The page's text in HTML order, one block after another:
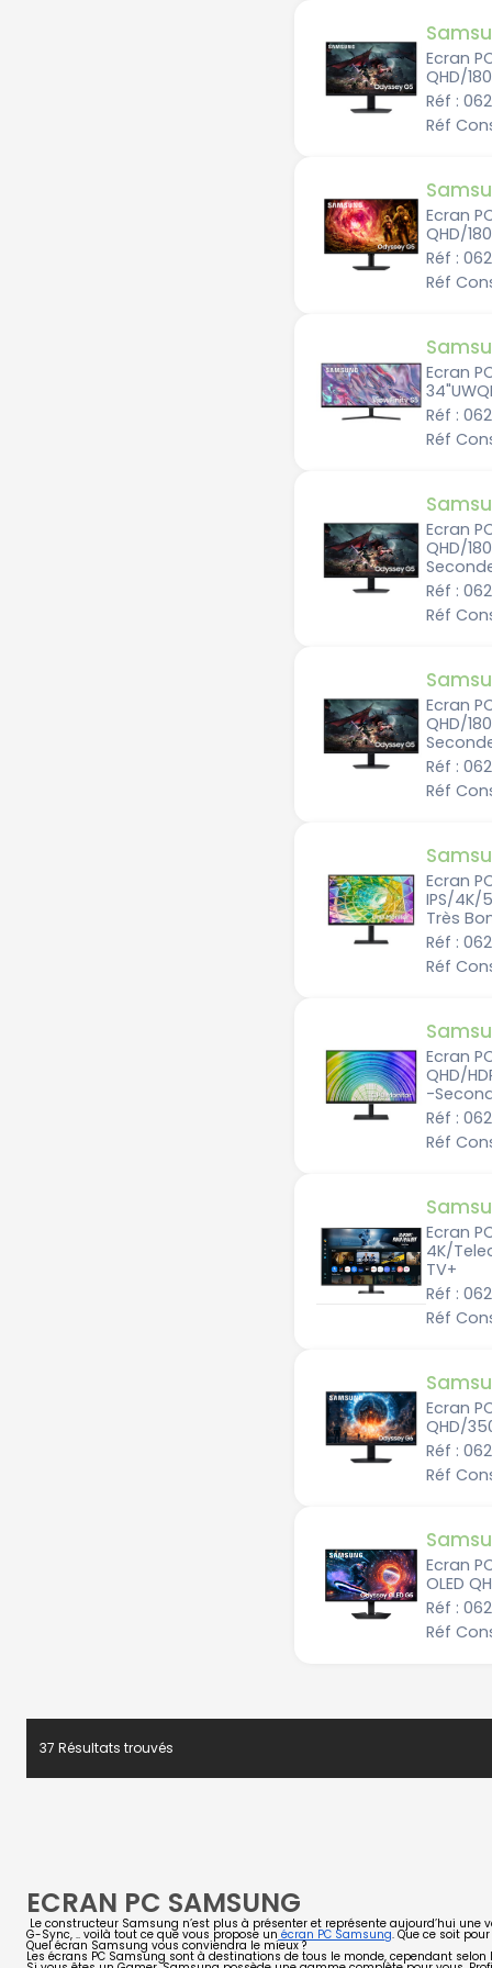
Ecran
QHD/
Réf :
Réf
Ecran
QHD/
Réf :
Réf
Ecran
Réf :
Réf
Ecran
QHD/
Réf :
Réf
Ecran
QHD/
Réf :
Réf
Ecran
IPS/4K/
Très
Réf :
Réf
Ecran
QHD/
-
Réf :
Réf
Ecran
4K/
TV+
Réf :
Réf
Ecran
QHD/
Réf :
Réf
Ecran
OLED
Réf :
Réf
37 Résultats trouvés
ECRAN PC SAMSUNG
Le constructeur Samsung n’est plus à présenter et représente aujourd’hui
G-Sync, .. voilà tout ce que vous propose un écran PC Samsung. Que ce soit
Quel écran Samsung vous conviendra le mieux ?
Les écrans PC Samsung sont à destinations de tous le monde, cependant